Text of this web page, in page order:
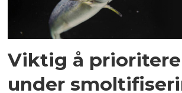
Viktig å
under